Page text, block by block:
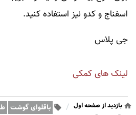
اسفناج و کدو نیز استفاده کنید.
جی پلاس
لینک های کمکی
بازدید از صفحه اول / باقلوای گوشت